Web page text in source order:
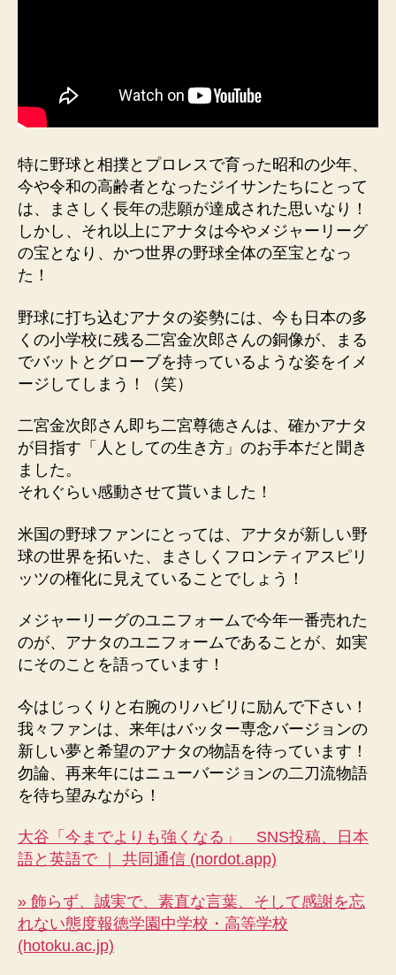
特に野球と相撲とプロレスで育った昭和の少年、
今や令和の高齢者となったジイサンたちにとって
は、まさしく長年の悲願が達成された思いなり！
しかし、それ以上にアナタは今やメジャーリーグ
の宝となり、かつ世界の野球全体の至宝となっ
た！
野球に打ち込むアナタの姿勢には、今も日本の多
くの小学校に残る二宮金次郎さんの銅像が、まる
でバットとグローブを持っているような姿をイメ
ージしてしまう！（笑）
二宮金次郎さん即ち二宮尊徳さんは、確かアナタ
が目指す「人としての生き方」のお手本だと聞き
ました。
それぐらい感動させて貰いました！
米国の野球ファンにとっては、アナタが新しい野
球の世界を拓いた、まさしくフロンティアスピリ
ッツの権化に見えていることでしょう！
メジャーリーグのユニフォームで今年一番売れた
のが、アナタのユニフォームであることが、如実
にそのことを語っています！
今はじっくりと右腕のリハビリに励んで下さい！
我々ファンは、来年はバッター専念バージョンの
新しい夢と希望のアナタの物語を待っています！
勿論、再来年にはニューバージョンの二刀流物語
を待ち望みながら！
大谷「今までよりも強くなる」 SNS投稿、日本
語と英語で ｜ 共同通信 (nordot.app)
» 飾らず、誠実で、素直な言葉、そして感謝を忘
れない態度報徳学園中学校・高等学校
(hotoku.ac.jp)